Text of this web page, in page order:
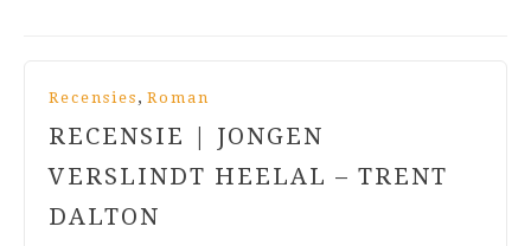
Recensies , Roman
RECENSIE | JONGEN
VERSLINDT HEELAL – TRENT
DALTON